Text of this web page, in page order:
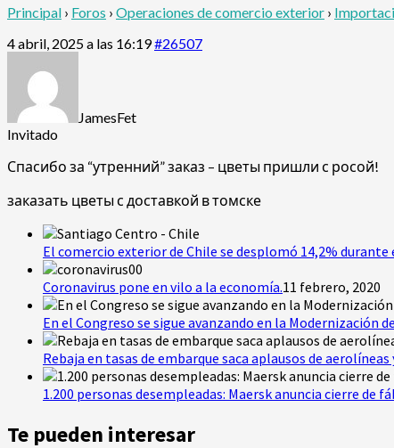
Principal › Foros › Operaciones de comercio exterior ›
4 abril, 2025 a las 16:19#26507
JamesFet
Invitado
Спасибо за “утренний” заказ – цветы пришли с росой!
заказать цветы с доставкой в томске
El comercio exterior de Chile se desplomó 14,2%
Coronavirus pone en vilo a la economía.11 febrero, 2020
En el Congreso se sigue avanzando en la Modernización
Rebaja en tasas de embarque saca aplausos de aerolíneas
1.200 personas desempleadas: Maersk anuncia cierre de
Te pueden interesar